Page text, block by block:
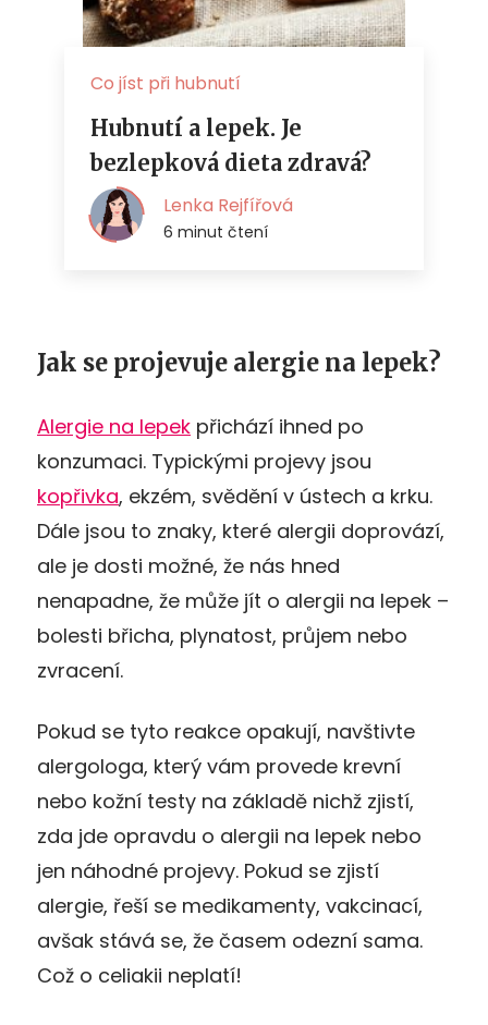
Jak se projevuje alergie na lepek?
Alergie na lepek přichází ihned po
konzumaci. Typickými projevy jsou
kopřivka, ekzém, svědění v ústech a krku.
Dále jsou to znaky, které alergii doprovází,
ale je dosti možné, že nás hned
nenapadne, že může jít o alergii na lepek –
bolesti břicha, plynatost, průjem nebo
zvracení.
Pokud se tyto reakce opakují, navštivte
alergologa, který vám provede krevní
nebo kožní testy na základě nichž zjistí,
zda jde opravdu o alergii na lepek nebo
jen náhodné projevy. Pokud se zjistí
alergie, řeší se medikamenty, vakcinací,
avšak stává se, že časem odezní sama.
Což o celiakii neplatí!